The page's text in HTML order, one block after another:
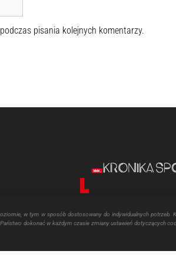
pisania kolejnych komentarzy.
w tym w sposób dostosowany do indywidualnych potrzeb.
dokonać w każdym czasie zmiany ustawień dotyczących